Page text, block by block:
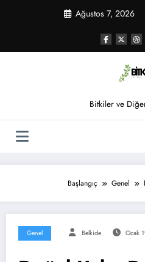
Ağustos 7, 2026
Bitkiler ve
Başlangıç Genel
Genel Belkide Ocak